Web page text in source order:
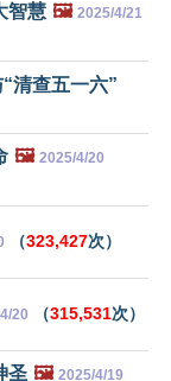
智慧 🖼️ 2025/4/21
清查五一六”
🖼️ 2025/4/20
（323,427次）
20 （315,531次）
圣 🖼️ 2025/4/19